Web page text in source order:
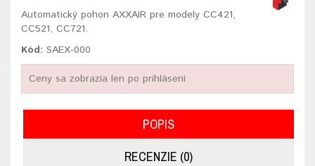
Automatický pohon AXXAIR pre modely CC421,
CC521, CC721.
Kód: SAEX-000
Ceny sa zobrazia len po prihlásení
POPIS
RECENZIE (0)